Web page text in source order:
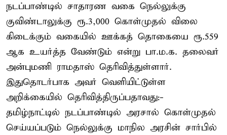
நடப்பாண்டில் சாதாரண வகை நெல்லுக்கு
குவிண்டாலுக்கு ரூ.3,000 கொள்முதல் விலை
கிடைக்கும் வகையில் ஊக்கத் தொகையை ரூ.559
ஆக உயர்த்த வேண்டும் என்று பா.ம.க. தலைவர்
அன்புமணி ராமதாஸ் தெரிவித்துள்ளார்.
இதுதொடர்பாக அவர் வெளியிட்டுள்ள
அறிக்கையில் தெரிவித்திருப்பதாவது:-
தமிழ்நாட்டில் நடப்பாண்டில் அரசால் கொள்முதல்
செய்யப்படும் நெல்லுக்கு மாநில அரசின் சார்பில்